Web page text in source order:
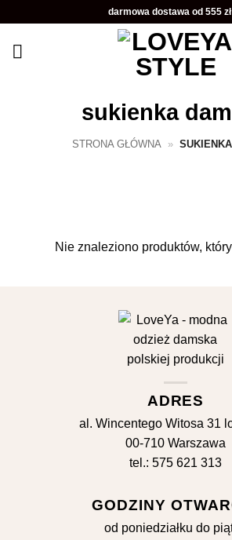
zawartości
darmowa dostawa od 555
sukienka
STRONA GŁÓWNA »
Nie znaleziono produktów,
ADRES
al. Wincentego Witosa 31
00-710 Warszawa
tel.: 575 621 313
GODZINY
od poniedziałku do